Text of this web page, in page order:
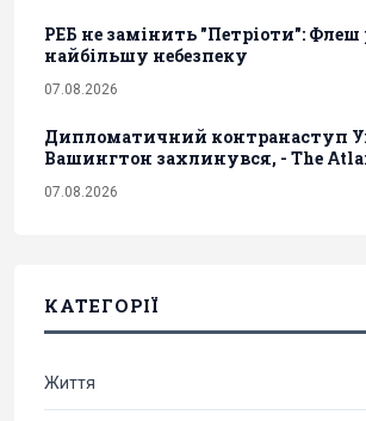
РЕБ не замінить "Петріоти": Флеш
найбільшу небезпеку
07.08.2026
Дипломатичний контранаступ
Вашингтон захлинувся, - The
07.08.2026
КАТЕГОРІЇ
Життя